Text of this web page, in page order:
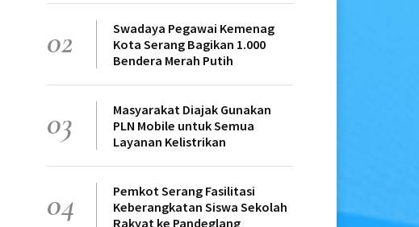
02
Swadaya Pegawai Kemenag
Kota Serang Bagikan 1.000
Bendera Merah Putih
03
Masyarakat Diajak Gunakan
PLN Mobile untuk Semua
Layanan Kelistrikan
04
Pemkot Serang Fasilitasi
Keberangkatan Siswa Sekolah
Rakyat ke Pandeglang